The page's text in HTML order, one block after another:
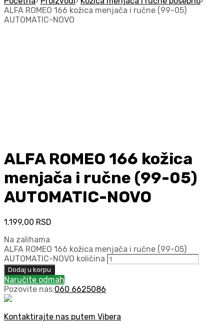
ALFA ROMEO 166 kožica menjača i ručne (99-05)
AUTOMATIC-NOVO
ALFA ROMEO 166 kožica
menjača i ručne (99-05)
AUTOMATIC-NOVO
1.199,00 RSD
Na zalihama
ALFA ROMEO 166 kožica menjača i ručne (99-05)
AUTOMATIC-NOVO količina
Dodaj u korpu
Naručite odmah
Pozovite nas:060 6625086
Kontaktirajte nas putem Vibera